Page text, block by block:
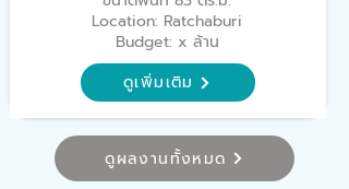
Location: Ratchaburi
Budget: x ล้าน
ดูเพิ่มเติม
ดูผลงานทั้งหมด